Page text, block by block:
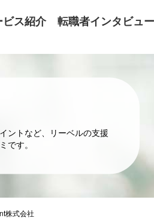
ス紹介 転職者インタビュー
ントなど、リーベルの支援
です。
株式会社